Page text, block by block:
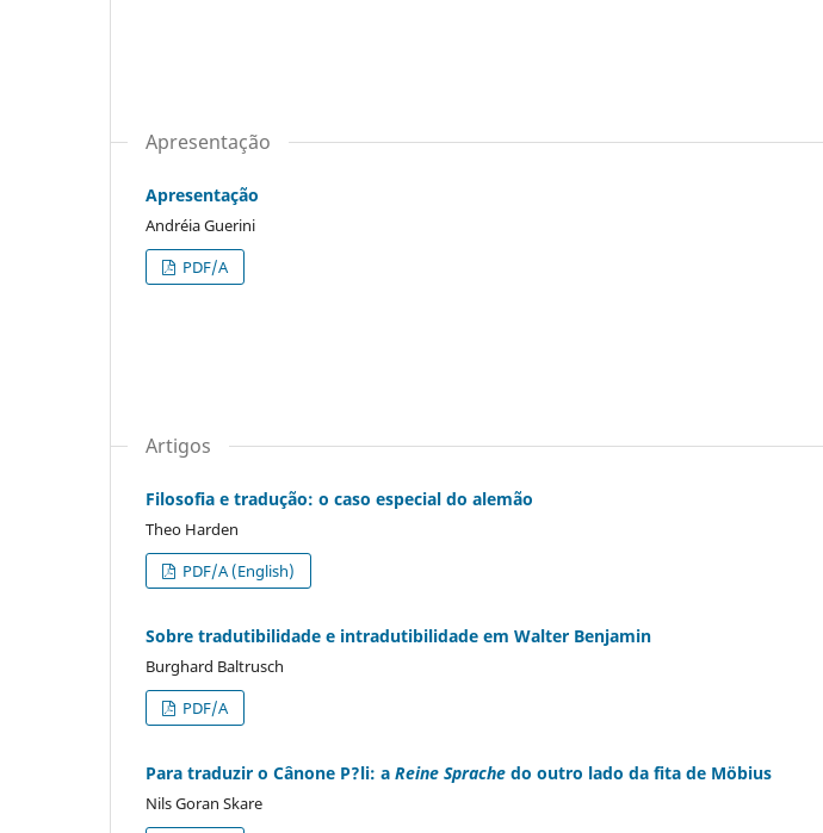
Apresentação
Apresentação
Andréia Guerini
PDF/A
Artigos
Filosofia e tradução: o caso especial do alemão
Theo Harden
PDF/A (English)
Sobre tradutibilidade e intradutibilidade em Walter Benjamin
Burghard Baltrusch
PDF/A
Para traduzir o Cânone P?li: a Reine Sprache do outro lado da fita de Möbius
Nils Goran Skare